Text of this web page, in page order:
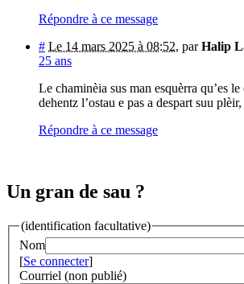
Répondre à ce message
# Le 14 mars 2025 à 08:52, parHalip
25 ans
Le chaminèia sus man esquèrra qu’es
dehentz l’ostau e pas a despart suu
Répondre à ce message
Un gran de sau ?
(identification facultative)
Nom
[Se connecter]
Courriel (non publié)